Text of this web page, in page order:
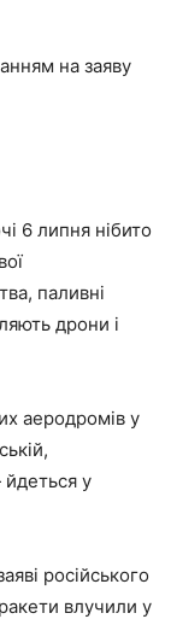
на заяву
6 липня нібито
паливні
дрони і
аеродромів у
йдеться у
російського
влучили у